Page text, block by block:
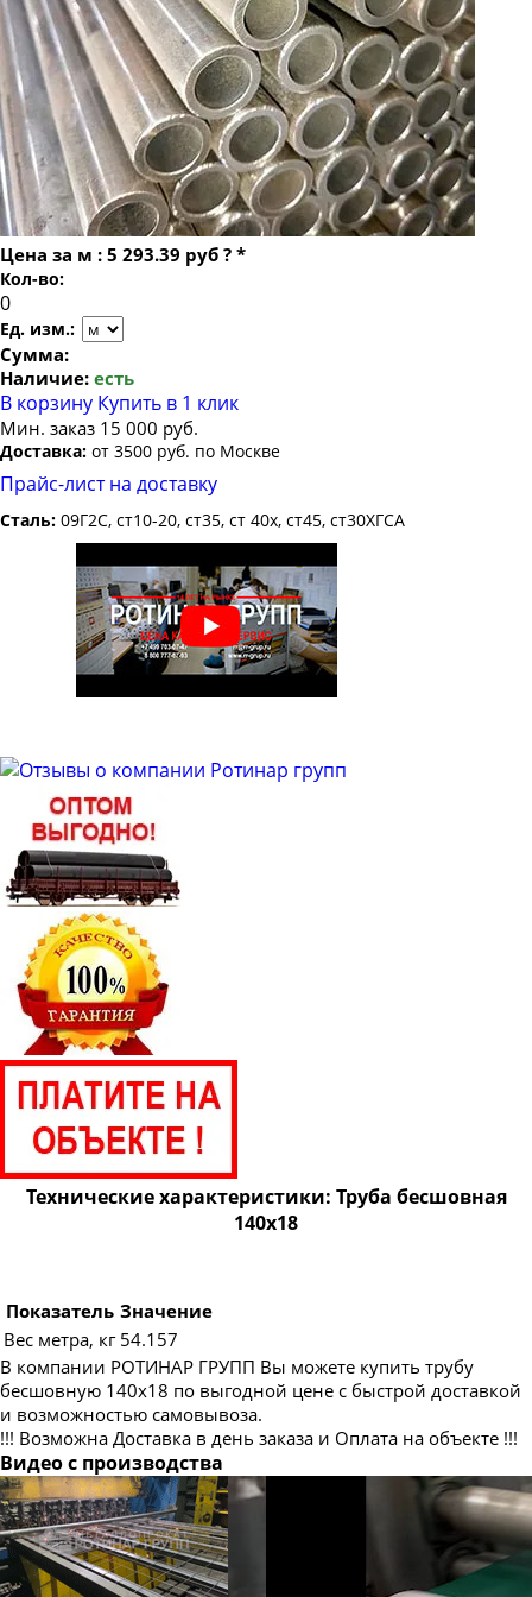
Труба бесшовная 22
Труба бесшовная 24
Труба бесшовная 25
Труба бесшовная 26
Труба бесшовная 27
Труба бесшовная 28
Труба бесшовная 30
Труба бесшовная 32
Труба бесшовная 35
Труба бесшовная 36
Труба бесшовная 38
Труба бесшовная 40
Труба бесшовная 42
Труба бесшовная 45
Труба бесшовная 48
Труба бесшовная 50
Труба бесшовная 51
Труба бесшовная 53
Труба бесшовная 63
Труба бесшовная 63.5
Труба бесшовная 65
Труба бесшовная 68
Труба бесшовная 70
Труба бесшовная 73
Труба бесшовная 76
Труба бесшовная 83
Труба бесшовная 95
Труба бесшовная 102
Труба бесшовная 121
Труба бесшовная 127
Труба бесшовная 133
Труба бесшовная 146
Труба бесшовная 152
Труба бесшовная 159
Труба бесшовная 168
Труба бесшовная 180
Труба бесшовная 140х24
Труба бесшовная 140х25
Труба бесшовная 140х28
Труба бесшовная 140х30
Труба бесшовная 140х32
Труба бесшовная 140х36
Цена за м : 5 293.39 руб ? *
Кол-во:
Ед. изм.:
Сумма:
Наличие: есть
В корзину Купить в 1 клик
Мин. заказ 15 000 руб.
Доставка: от 3500 руб. по Москве
Прайс-лист на доставку
Сталь: 09Г2С, ст10-20, ст35, ст 40х, ст45, ст30ХГСА
Технические характеристики: Труба бесшовная
140х18
Показатель Значение
Вес метра, кг 54.157
В компании РОТИНАР ГРУПП Вы можете купить трубу
бесшовную 140х18 по выгодной цене с быстрой доставкой
и возможностью самовывоза.
!!! Возможна Доставка в день заказа и Оплата на объекте !!!
Видео с производства